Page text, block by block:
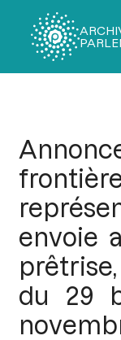
envoie
du 29